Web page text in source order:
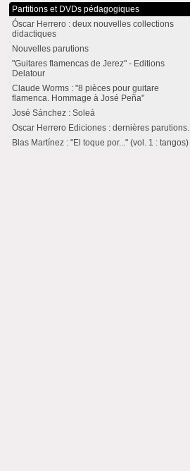
Partitions et DVDs pédagogiques
Óscar Herrero : deux nouvelles collections
didactiques
Nouvelles parutions
"Guitares flamencas de Jerez" - Editions
Delatour
Claude Worms : "8 pièces pour guitare
flamenca. Hommage à José Peña"
José Sánchez : Soleá
Oscar Herrero Ediciones : dernières parutions.
Blas Martínez : "El toque por..." (vol. 1 : tangos)